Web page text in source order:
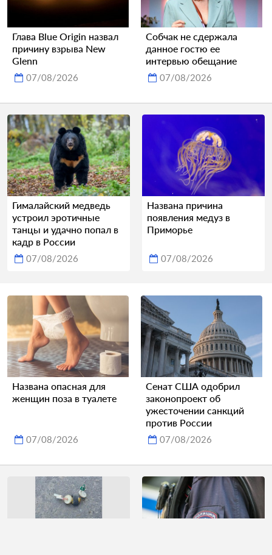
Глава Blue Origin назвал
причину взрыва New
Glenn
07/08/2026
Собчак не сдержала
данное гостю ее
интервью обещание
07/08/2026
Гималайский медведь
устроил эротичные
танцы и удачно попал в
кадр в России
07/08/2026
Названа причина
появления медуз в
Приморье
07/08/2026
Названа опасная для
женщин поза в туалете
07/08/2026
Сенат США одобрил
законопроект об
ужесточении санкций
против России
07/08/2026